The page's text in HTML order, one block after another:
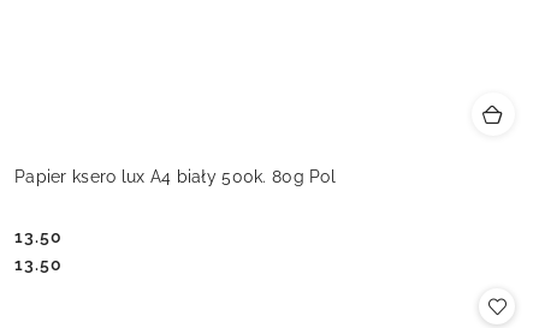
Papier ksero lux A4 biały 500k. 80g Pol
Cena:
13.50
Cena:
13.50